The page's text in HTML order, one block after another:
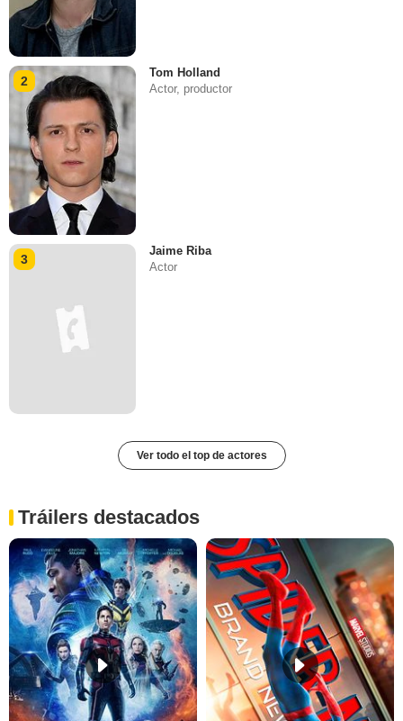
2
Tom Holland
Actor, productor
3
Jaime Riba
Actor
Ver todo el top de actores
Tráilers destacados